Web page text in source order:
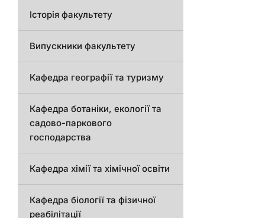
Історія факультету
Випускники факультету
Кафедра географії та туризму
Кафедра ботаніки, екології та
садово-паркового
господарства
Кафедра хімії та хімічної освіти
Кафедра біології та фізичної
реабілітації